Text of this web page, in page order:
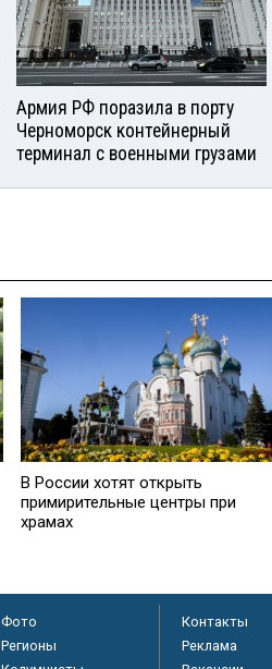
Армия РФ поразила в порту
Черноморск контейнерный
терминал с военными грузами
В России хотят открыть
примирительные центры при
храмах
Фото
Регионы
Контакты
Реклама